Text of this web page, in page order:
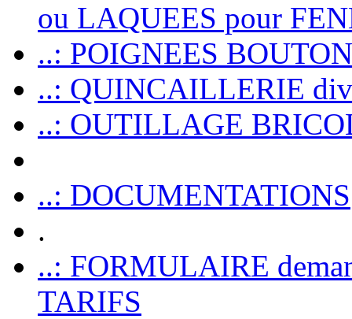
ou LAQUEES pour
..: POIGNEES
..: QUINCAILLERIE
..: OUTILLAGE
..: DOCUMENTATIONS
.
..: FORMULAIRE
TARIFS